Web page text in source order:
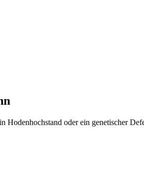
Hodenhochstand oder ein genetischer